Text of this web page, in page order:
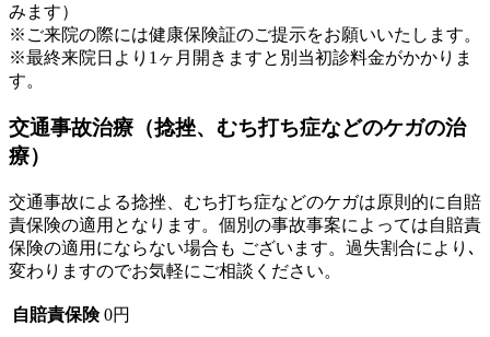
みます）
※ご来院の際には健康保険証のご提示をお願いいたします。
※最終来院日より1ヶ月開きますと別当初診料金がかかりま
す。
交通事故治療（捻挫、むち打ち症などのケガの治
療）
交通事故による捻挫、むち打ち症などのケガは原則的に自賠
責保険の適用となります。個別の事故事案によっては自賠責
保険の適用にならない場合も ございます。過失割合により､
変わりますのでお気軽にご相談ください。
自賠責保険 0円